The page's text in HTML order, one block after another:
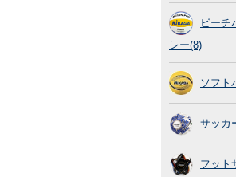
ビーチ
レー(8)
ソフト
サッカ
フット